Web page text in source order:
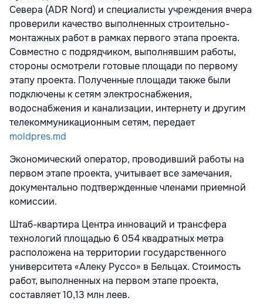
Севера (ADR Nord) и специалисты учреждения вчера
проверили качество выполненных строительно-
монтажных работ в рамках первого этапа проекта.
Совместно с подрядчиком, выполнявшим работы,
стороны осмотрели готовые площади по первому
этапу проекта. Полученные площади также были
подключены к сетям электроснабжения,
водоснабжения и канализации, интернету и другим
телекоммуникационным сетям, передает
moldpres.md
Экономический оператор, проводивший работы на
первом этапе проекта, учитывает все замечания,
документально подтвержденные членами приемной
комиссии.
Штаб-квартира Центра инноваций и трансфера
технологий площадью 6 054 квадратных метра
расположена на территории государственного
университета «Алеку Руссо» в Бельцах. Стоимость
работ, выполненных на первом этапе проекта,
составляет 10,13 млн леев.